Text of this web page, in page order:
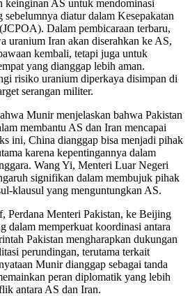
keinginan AS untuk mendominasi
diatur dalam Kesepakatan
Dalam pembicaraan terbaru,
uranium Iran akan diserahkan ke AS,
kembali, tetapi juga untuk
yang dianggap lebih aman.
risiko uranium diperkaya disimpan di
serangan militer.
Munir menjelaskan bahwa Pakistan
membantu AS dan Iran mencapai
ini, China dianggap bisa menjadi pihak
karena kepentingannya dalam
Wang Yi, Menteri Luar Negeri
signifikan dalam membujuk pihak
klausul yang menguntungkan AS.
Perdana Menteri Pakistan, ke Beijing
dalam memperkuat koordinasi antara
Pakistan mengharapkan dukungan
perundingan, terutama terkait
Munir dianggap sebagai tanda
peran diplomatik yang lebih
antara AS dan Iran.